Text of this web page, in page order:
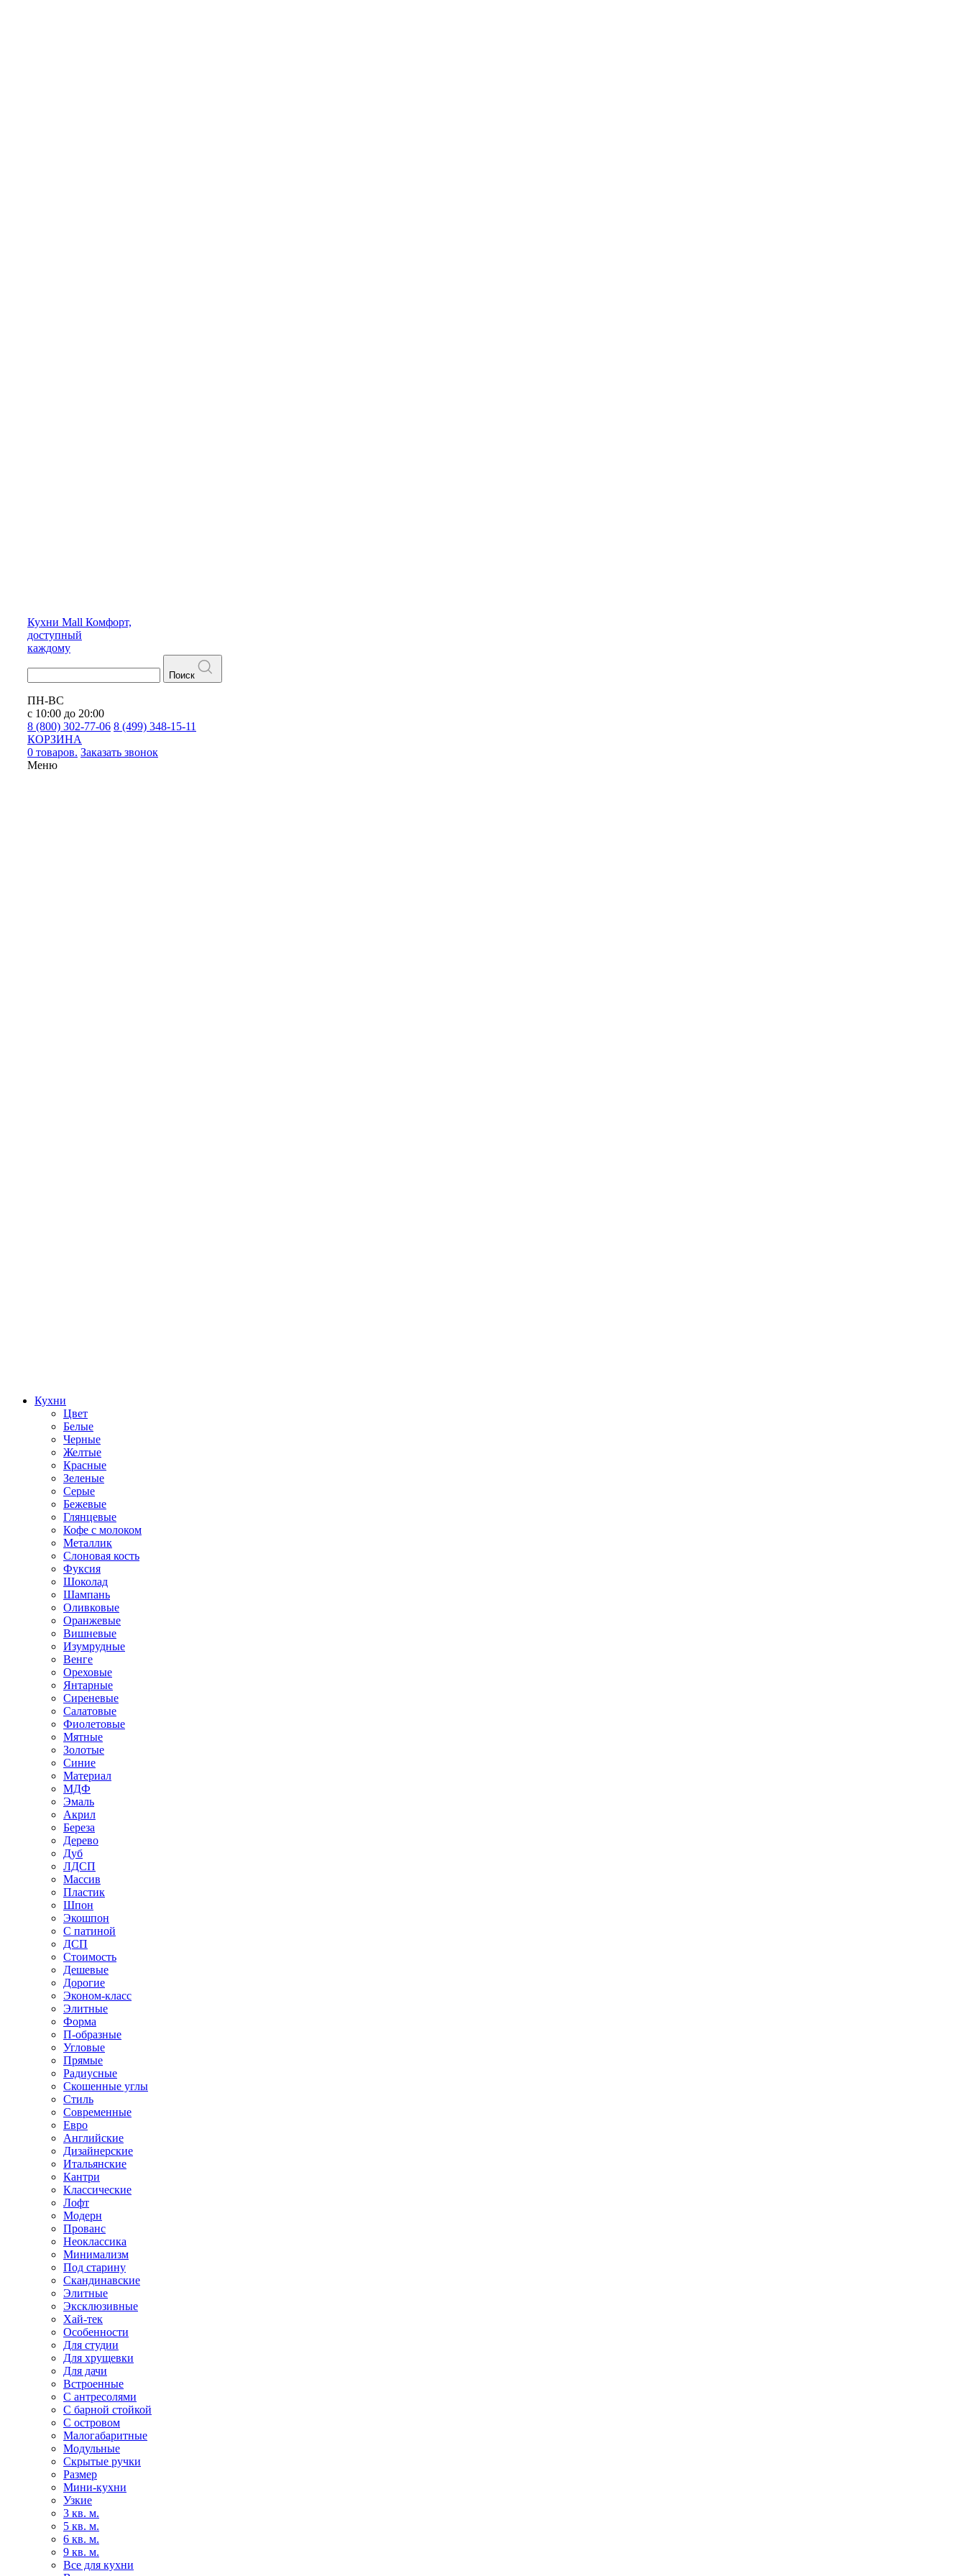
Кухни Mall Комфорт,
доступный
каждому
Поиск
ПН-ВС
с 10:00 до 20:00
8 (800) 302-77-06 8 (499) 348-15-11
КОРЗИНА
0 товаров. Заказать звонок
Меню
Кухни
Цвет
Белые
Черные
Желтые
Красные
Зеленые
Серые
Бежевые
Глянцевые
Кофе с молоком
Металлик
Слоновая кость
Фуксия
Шоколад
Шампань
Оливковые
Оранжевые
Вишневые
Изумрудные
Венге
Ореховые
Янтарные
Сиреневые
Салатовые
Фиолетовые
Мятные
Золотые
Синие
Материал
МДФ
Эмаль
Акрил
Береза
Дерево
Дуб
ЛДСП
Массив
Пластик
Шпон
Экошпон
С патиной
ДСП
Стоимость
Дешевые
Дорогие
Эконом-класс
Элитные
Форма
П-образные
Угловые
Прямые
Радиусные
Скошенные углы
Стиль
Современные
Евро
Английские
Дизайнерские
Итальянские
Кантри
Классические
Лофт
Модерн
Прованс
Неоклассика
Минимализм
Под старину
Скандинавские
Элитные
Эксклюзивные
Хай-тек
Особенности
Для студии
Для хрущевки
Для дачи
Встроенные
С антресолями
С барной стойкой
С островом
Малогабаритные
Модульные
Скрытые ручки
Размер
Мини-кухни
Узкие
3 кв. м.
5 кв. м.
6 кв. м.
9 кв. м.
Все для кухни